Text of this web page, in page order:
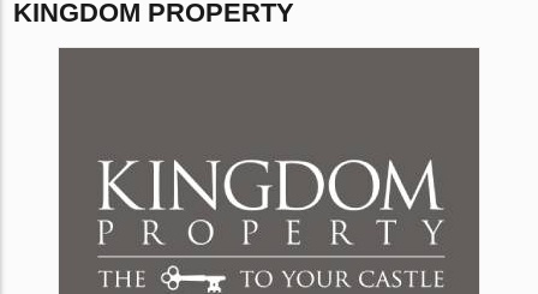
KINGDOM PROPERTY